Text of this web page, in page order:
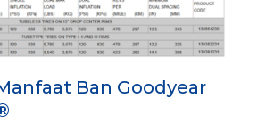
Ban Goodyear